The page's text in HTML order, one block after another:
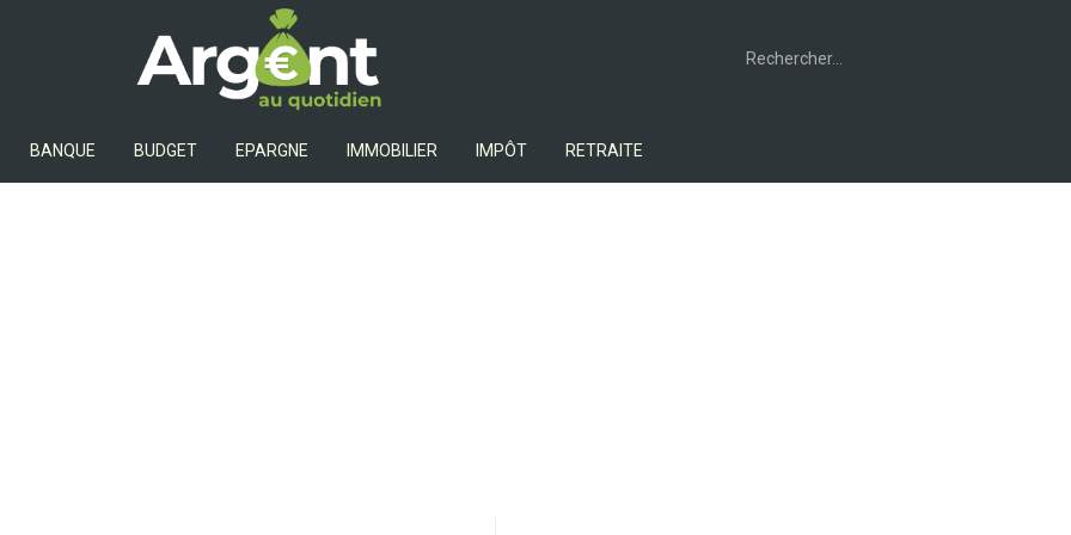
Argent Au Quotidien
Rechercher :
BANQUE BUDGET EPARGNE IMMOBILIER IMPÔT RETRAITE